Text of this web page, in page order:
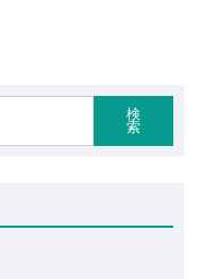
検
索